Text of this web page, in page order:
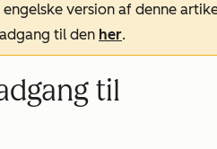
version af denne
til den her.
til